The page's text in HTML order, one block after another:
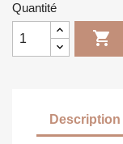
Quantité

Description